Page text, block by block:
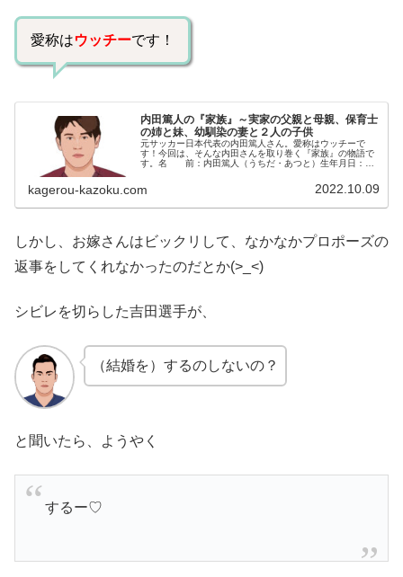
愛称はウッチーです！
内田篤人の『家族』～実家の父親と母親、保育士
の姉と妹、幼馴染の妻と２人の子供
元サッカー日本代表の内田篤人さん。愛称はウッチーで
す！今回は、そんな内田さんを取り巻く『家族』の物語で
す。名 前：内田篤人（うちだ・あつと）生年月日：
kagerou-kazoku.com 2022.10.09
しかし、お嫁さんはビックリして、なかなかプロポーズの
返事をしてくれなかったのだとか(>_<)
シビレを切らした吉田選手が、
（結婚を）するのしないの？
と聞いたら、ようやく
するー♡